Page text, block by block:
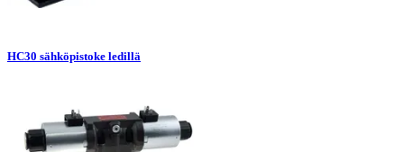
HC30 sähköpistoke ledillä